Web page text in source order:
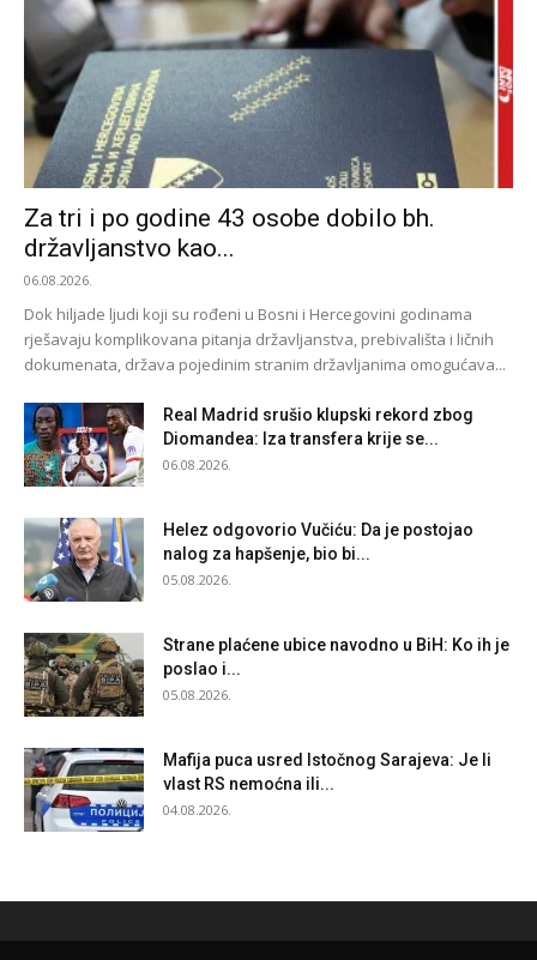
Za tri i po godine 43 osobe dobilo bh.
državljanstvo kao...
06.08.2026.
Dok hiljade ljudi koji su rođeni u Bosni i Hercegovini godinama
rješavaju komplikovana pitanja državljanstva, prebivališta i ličnih
dokumenata, država pojedinim stranim državljanima omogućava...
Real Madrid srušio klupski rekord zbog
Diomandea: Iza transfera krije se...
06.08.2026.
Helez odgovorio Vučiću: Da je postojao
nalog za hapšenje, bio bi...
05.08.2026.
Strane plaćene ubice navodno u BiH: Ko ih je
poslao i...
05.08.2026.
Mafija puca usred Istočnog Sarajeva: Je li
vlast RS nemoćna ili...
04.08.2026.